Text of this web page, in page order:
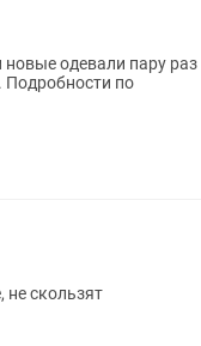
одевали пару
Подробности по
не скользят